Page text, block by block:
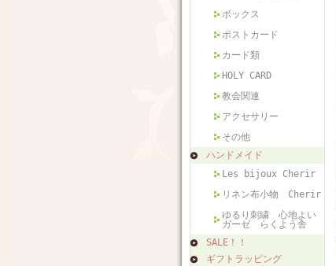
ボックス
ポストカード
カード類
HOLY CARD
教会関連
アクセサリー
その他
ハンドメイド
Les bijoux Cherir
リネン布小物 Cherir
ゆるり刺繍 心地よい
ガーゼ らくよう舎
SALE！！
ギフトラッピング